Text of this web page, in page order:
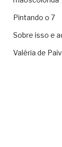
Pintando o 7
Sobre isso e
Valéria de